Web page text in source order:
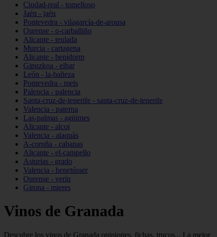
Ciudad-real - tomelloso
Jaén - jaén
Pontevedra - vilagarcía-de-arousa
Ourense - o-carballiño
Alicante - teulada
Murcia - cartagena
Alicante - benidorm
Gipuzkoa - eibar
León - la-bañeza
Pontevedra - meis
Palencia - palencia
Santa-cruz-de-tenerife - santa-cruz-de-tenerife
Valencia - paterna
Las-palmas - agüimes
Alicante - alcoi
Valencia - alaquàs
A-coruña - cabanas
Alicante - el-campello
Asturias - grado
Valencia - benetússer
Ourense - verín
Girona - mieres
Vinos de Granada
Descubre los vinos de Granada opiniones, fichas, trucos... La mejor